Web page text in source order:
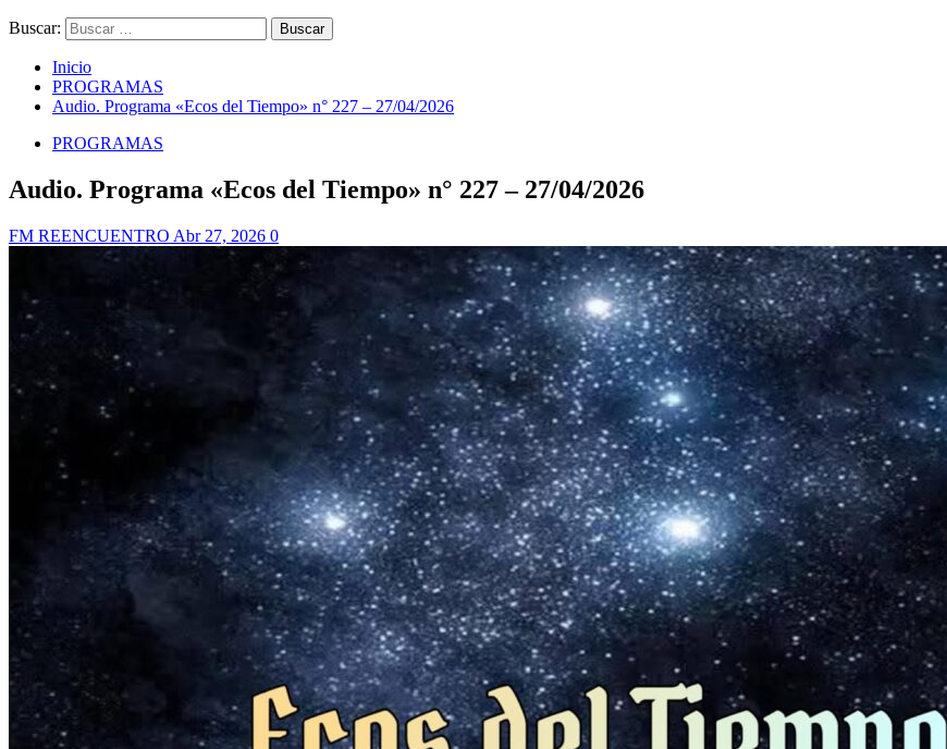
Buscar:
Inicio
PROGRAMAS
Audio. Programa «Ecos del Tiempo» n° 227 – 27/04/2026
PROGRAMAS
Audio. Programa «Ecos del Tiempo» n° 227 – 27/04/2026
FM REENCUENTRO Abr 27, 2026 0